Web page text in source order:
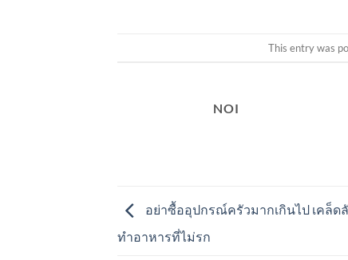
This entry was
NOI
อย่าซื้ออุปกรณ์ครัวมากเกินไป เคล็ด
ทำอาหารที่ไม่รก